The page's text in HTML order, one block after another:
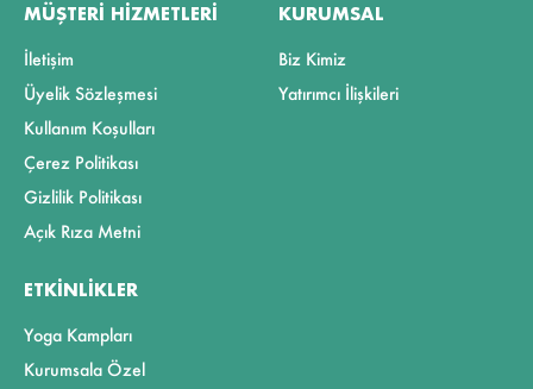
MÜŞTERI HIZMETLERI
İletişim
Üyelik Sözleşmesi
Kullanım Koşulları
Çerez Politikası
Gizlilik Politikası
Açık Rıza Metni
KURUMSAL
Biz Kimiz
Yatırımcı İlişkileri
ETKINLIKLER
Yoga Kampları
Kurumsala Özel